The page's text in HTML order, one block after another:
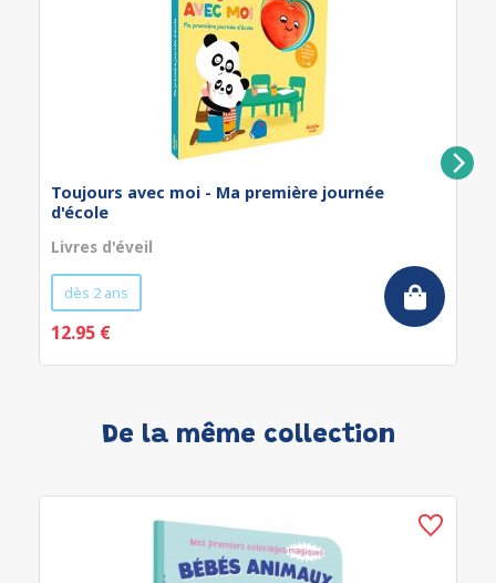
Toujours avec moi - Ma première journée
d'école
Livres d'éveil
dès 2 ans
12.95 €
De la même collection